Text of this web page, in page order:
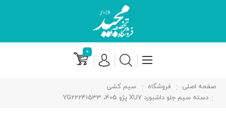
۰
صفحه اصلی فروشگاه
سیم کشی
دسته سیم جلو داشبورد XU7 پژو 405، YG22241533